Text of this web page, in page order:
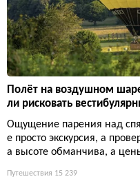
Полёт на воздушном
ли рисковать
Ощущение парения над
е просто экскурсия, а
а высоте обманчива, а
Путешествия 15 239